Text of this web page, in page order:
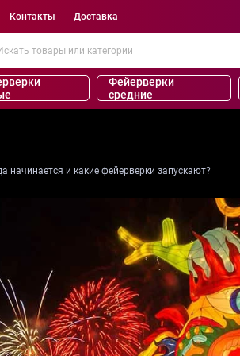
Контакты Доставка
Фейерверки
средние
начинается и какие фейерверки запускают?